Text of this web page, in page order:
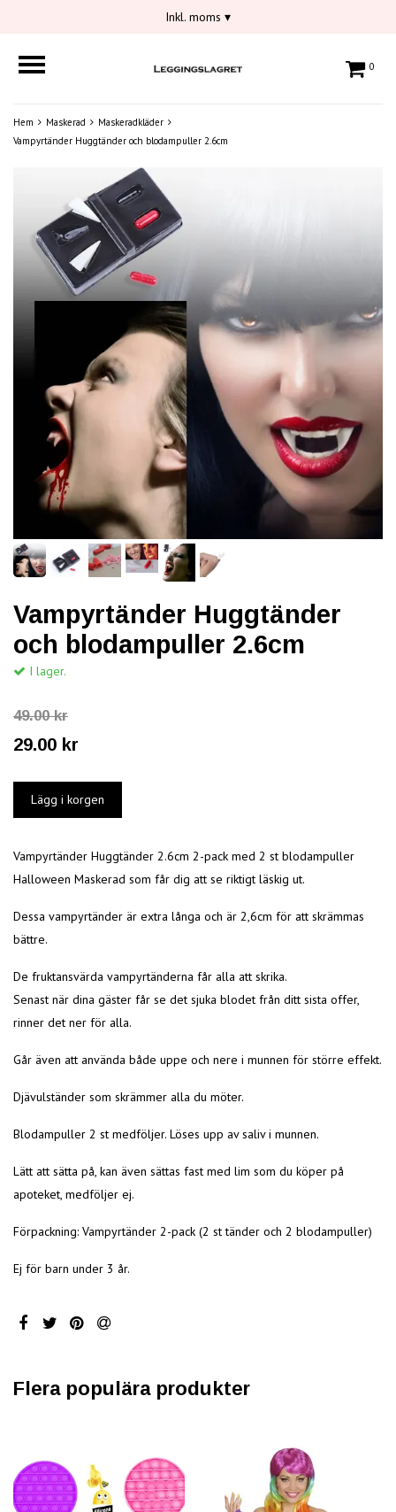
Inkl. moms ▾
0
Hem Maskerad
Maskeradkläder
Vampyrtänder Huggtänder och blodampuller 2.6cm
Vampyrtänder Huggtänder
och blodampuller 2.6cm
I lager.
49.00 kr
29.00 kr
Vampyrtänder Huggtänder 2.6cm 2-pack med 2 st blodampuller
Halloween Maskerad som får dig att se riktigt läskig ut.
Dessa vampyrtänder är extra långa och är 2,6cm för att skrämmas
bättre.
De fruktansvärda vampyrtänderna får alla att skrika.
Senast när dina gäster får se det sjuka blodet från ditt sista offer,
rinner det ner för alla.
Går även att använda både uppe och nere i munnen för större effekt.
Djävulständer som skrämmer alla du möter.
Blodampuller 2 st medföljer. Löses upp av saliv i munnen.
Lätt att sätta på, kan även sättas fast med lim som du köper på
apoteket, medföljer ej.
Förpackning: Vampyrtänder 2-pack (2 st tänder och 2 blodampuller)
Ej för barn under 3 år.
Flera populära produkter